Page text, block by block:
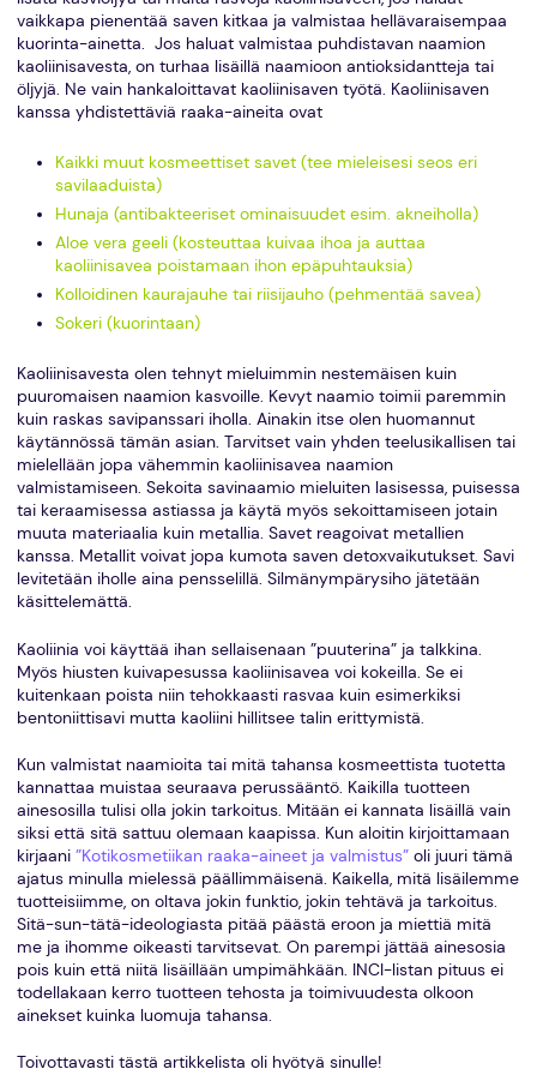
vaikkapa pienentää saven kitkaa ja valmistaa hellävaraisempaa
kuorinta-ainetta. Jos haluat valmistaa puhdistavan naamion
kaoliinisavesta, on turhaa lisäillä naamioon antioksidantteja tai
öljyjä. Ne vain hankaloittavat kaoliinisaven työtä. Kaoliinisaven
kanssa yhdistettäviä raaka-aineita ovat
Kaikki muut kosmeettiset savet (tee mieleisesi seos eri
savilaaduista)
Hunaja (antibakteeriset ominaisuudet esim. akneiholla)
Aloe vera geeli (kosteuttaa kuivaa ihoa ja auttaa
kaoliinisavea poistamaan ihon epäpuhtauksia)
Kolloidinen kaurajauhe tai riisijauho (pehmentää savea)
Sokeri (kuorintaan)
Kaoliinisavesta olen tehnyt mieluimmin nestemäisen kuin
puuromaisen naamion kasvoille. Kevyt naamio toimii paremmin
kuin raskas savipanssari iholla. Ainakin itse olen huomannut
käytännössä tämän asian. Tarvitset vain yhden teelusikallisen tai
mielellään jopa vähemmin kaoliinisavea naamion
valmistamiseen. Sekoita savinaamio mieluiten lasisessa, puisessa
tai keraamisessa astiassa ja käytä myös sekoittamiseen jotain
muuta materiaalia kuin metallia. Savet reagoivat metallien
kanssa. Metallit voivat jopa kumota saven detoxvaikutukset. Savi
levitetään iholle aina pensselillä. Silmänympärysiho jätetään
käsittelemättä.
Kaoliinia voi käyttää ihan sellaisenaan ”puuterina” ja talkkina.
Myös hiusten kuivapesussa kaoliinisavea voi kokeilla. Se ei
kuitenkaan poista niin tehokkaasti rasvaa kuin esimerkiksi
bentoniittisavi mutta kaoliini hillitsee talin erittymistä.
Kun valmistat naamioita tai mitä tahansa kosmeettista tuotetta
kannattaa muistaa seuraava perussääntö. Kaikilla tuotteen
ainesosilla tulisi olla jokin tarkoitus. Mitään ei kannata lisäillä vain
siksi että sitä sattuu olemaan kaapissa. Kun aloitin kirjoittamaan
kirjaani ”Kotikosmetiikan raaka-aineet ja valmistus”oli juuri tämä
ajatus minulla mielessä päällimmäisenä. Kaikella, mitä lisäilemme
tuotteisiimme, on oltava jokin funktio, jokin tehtävä ja tarkoitus.
Sitä-sun-tätä-ideologiasta pitää päästä eroon ja miettiä mitä
me ja ihomme oikeasti tarvitsevat. On parempi jättää ainesosia
pois kuin että niitä lisäillään umpimähkään. INCI-listan pituus ei
todellakaan kerro tuotteen tehosta ja toimivuudesta olkoon
ainekset kuinka luomuja tahansa.
Toivottavasti tästä artikkelista oli hyötyä sinulle!